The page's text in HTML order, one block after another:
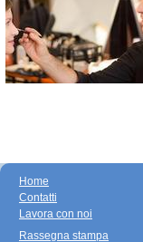
Home
Contatti
Lavora con noi
Rassegna stampa